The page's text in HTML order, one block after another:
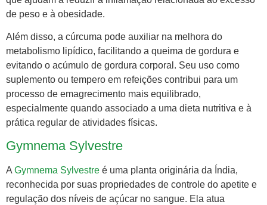
de peso e à obesidade.
Além disso, a cúrcuma pode auxiliar na melhora do
metabolismo lipídico, facilitando a queima de gordura e
evitando o acúmulo de gordura corporal. Seu uso como
suplemento ou tempero em refeições contribui para um
processo de emagrecimento mais equilibrado,
especialmente quando associado a uma dieta nutritiva e à
prática regular de atividades físicas.
Gymnema Sylvestre
AGymnema Sylvestre é uma planta originária da Índia,
reconhecida por suas propriedades de controle do apetite e
regulação dos níveis de açúcar no sangue. Ela atua